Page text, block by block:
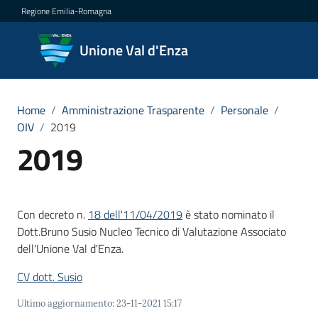
Vai al contenuto
Vai alla navigazione
Vai al footer
Regione Emilia-Romagna
Unione Val d'Enza
Unione
Val
Amministrazione
Menu selezionato
Servizi
Vivere
la
Val
Home / Amministrazione Trasparente / Personale /
OIV / 2019
2019
Con decreto n. 18 dell'11/04/2019 è stato nominato il
Dott.Bruno Susio Nucleo Tecnico di Valutazione Associato
dell'Unione Val d'Enza.
CV dott. Susio
Ultimo aggiornamento:23-11-2021 15:17